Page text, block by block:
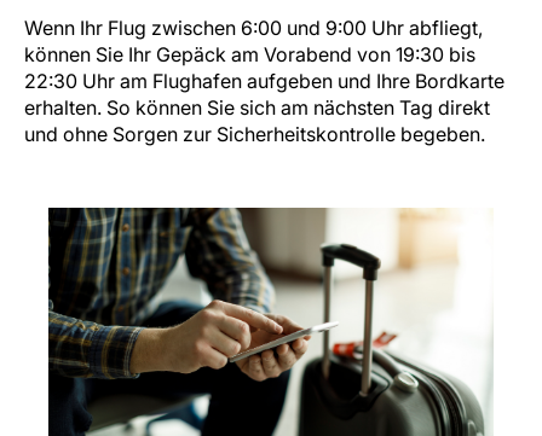
Wenn Ihr Flug zwischen 6:00 und 9:00 Uhr abfliegt,
können Sie Ihr Gepäck am Vorabend von 19:30 bis
22:30 Uhr am Flughafen aufgeben und Ihre Bordkarte
erhalten. So können Sie sich am nächsten Tag direkt
und ohne Sorgen zur Sicherheitskontrolle begeben.